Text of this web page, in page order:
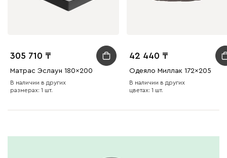
305 710
Матрас Эслаун 180x200
В наличии в других
размерах: 1 шт.
42 440
Одеяло Миллак 172x205
В наличии в других
цветах: 1 шт.